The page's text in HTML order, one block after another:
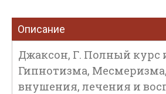
Описание
Джаксон, Г. Полный курс
Гипнотизма,
внушения, лечения и